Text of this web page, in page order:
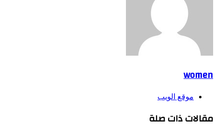
women
موقع الويب
مقالات ذات صلة